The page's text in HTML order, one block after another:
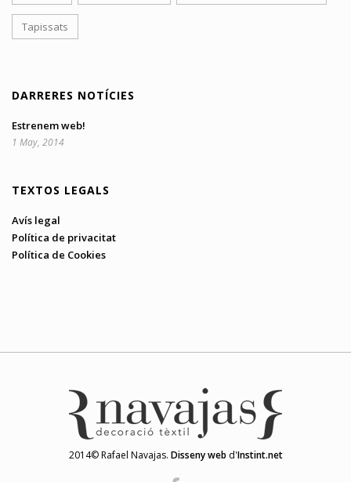
Tapissats
DARRERES NOTÍCIES
Estrenem web!
1 May, 2014
TEXTOS LEGALS
Avís legal
Política de privacitat
Política de Cookies
2014© Rafael Navajas. Disseny web d'Instint.net